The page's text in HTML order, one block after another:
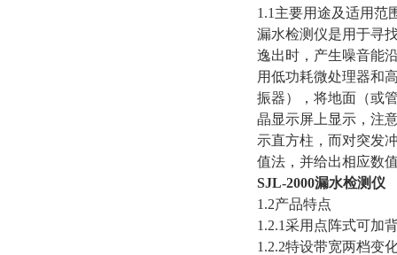
1.1主要用途及适用范
漏水检测仪是用于寻
逸出时，产生噪音能
用低功耗微处理器和
振器），将地面（或
晶显示屏上显示，注
示直方柱，而对突发
值法，并给出相应数
SJL-2000漏水检测仪
1.2产品特点
1.2.1采用点阵式可加
1.2.2特设带宽两档变